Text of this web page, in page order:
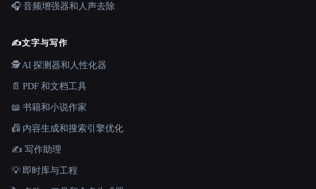
🎧 音频增强器和人声去除
✍️文字与写作
🕵️ AI 探测器和人性化器
📄 PDF 和文档工具
📖 书籍和小说作家
📠 内容生成和搜索引擎优化
✍️ 写作助理
💡 即时库与工程